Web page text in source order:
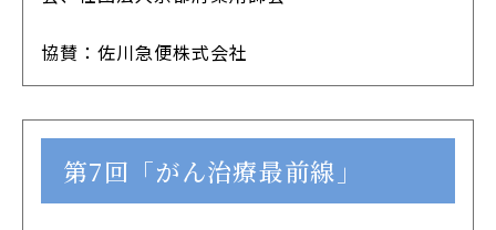
協賛：佐川急便株式会社
第7回「がん治療最前線」